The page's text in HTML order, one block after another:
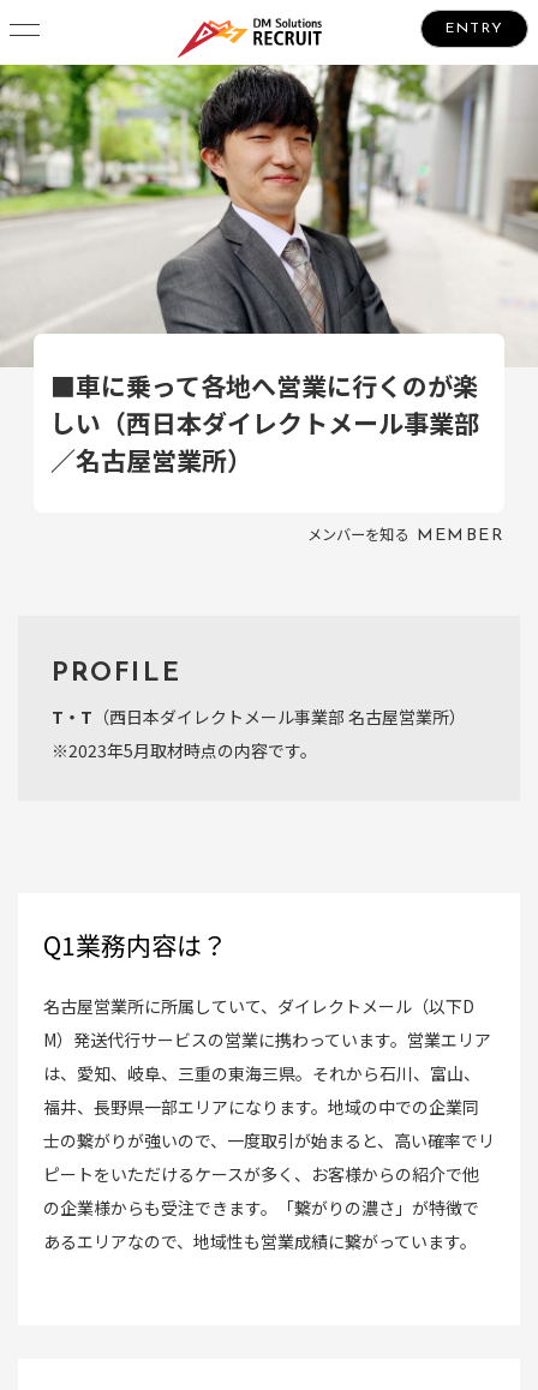
ENTRY
■車に乗って各地へ営業に行くのが楽
しい（西日本ダイレクトメール事業部
／名古屋営業所）
メンバーを知る MEMBER
PROFILE
T・T （西日本ダイレクトメール事業部 名古屋営業所）
※2023年5月取材時点の内容です。
Q1業務内容は？
名古屋営業所に所属していて、ダイレクトメール（以下D
M）発送代行サービスの営業に携わっています。営業エリア
は、愛知、岐阜、三重の東海三県。それから石川、富山、
福井、長野県一部エリアになります。地域の中での企業同
士の繋がりが強いので、一度取引が始まると、高い確率でリ
ピートをいただけるケースが多く、お客様からの紹介で他
の企業様からも受注できます。「繋がりの濃さ」が特徴で
あるエリアなので、地域性も営業成績に繋がっています。